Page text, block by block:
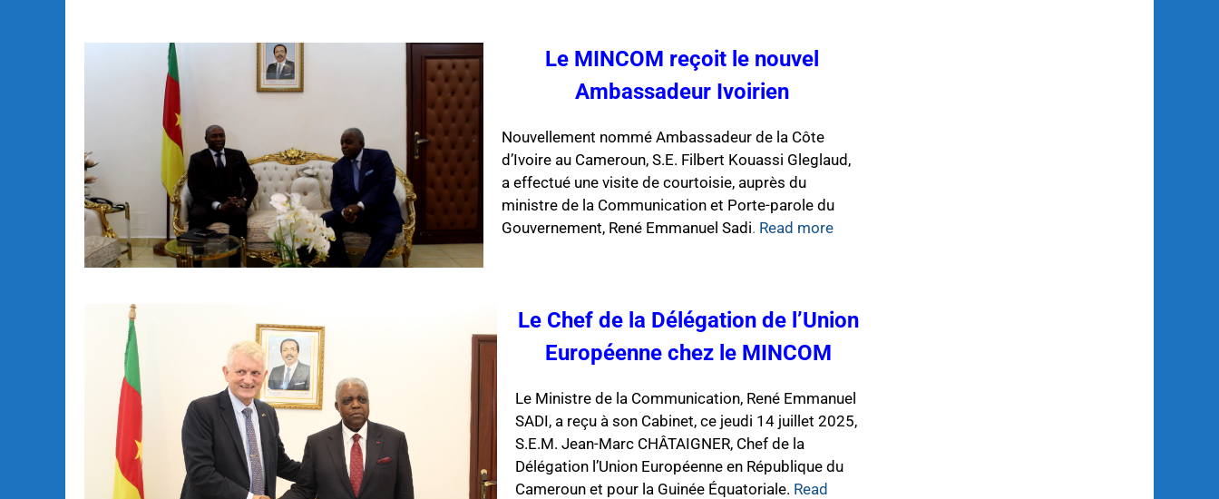
Le MINCOM reçoit le nouvel
Ambassadeur Ivoirien
Nouvellement nommé Ambassadeur de la Côte
d’Ivoire au Cameroun, S.E. Filbert Kouassi Gleglaud,
a effectué une visite de courtoisie, auprès du
ministre de la Communication et Porte-parole du
Gouvernement, René Emmanuel Sadi. Read more
Le Chef de la Délégation de l’Union
Européenne chez le MINCOM
Le Ministre de la Communication, René Emmanuel
SADI, a reçu à son Cabinet, ce jeudi 14 juillet 2025,
S.E.M. Jean-Marc CHÂTAIGNER, Chef de la
Délégation l’Union Européenne en République du
Cameroun et pour la Guinée Équatoriale. Read